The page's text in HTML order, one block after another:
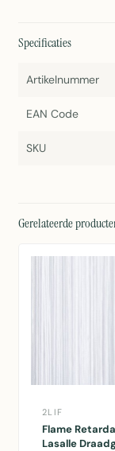
Specificaties
Artikelnummer
EAN Code
SKU
Gerelateerde
2LIF
Flame
Lasalle